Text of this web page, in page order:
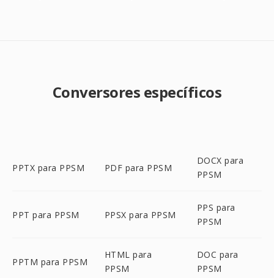
Conversores específicos
PPTX para PPSM PDF para PPSM
DOCX para
PPSM
PPT para PPSM PPSX para PPSM
PPS para
PPSM
PPTM para PPSM
HTML para
PPSM
DOC para
PPSM